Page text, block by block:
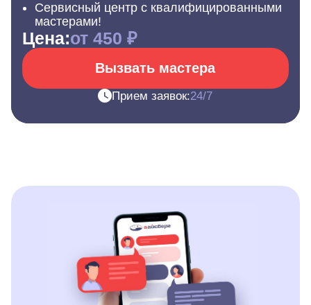
Сервисный центр с квалифицированными
мастерами!
Цена:от 450 ₽
Вызвать мастера
Прием заявок:24/7